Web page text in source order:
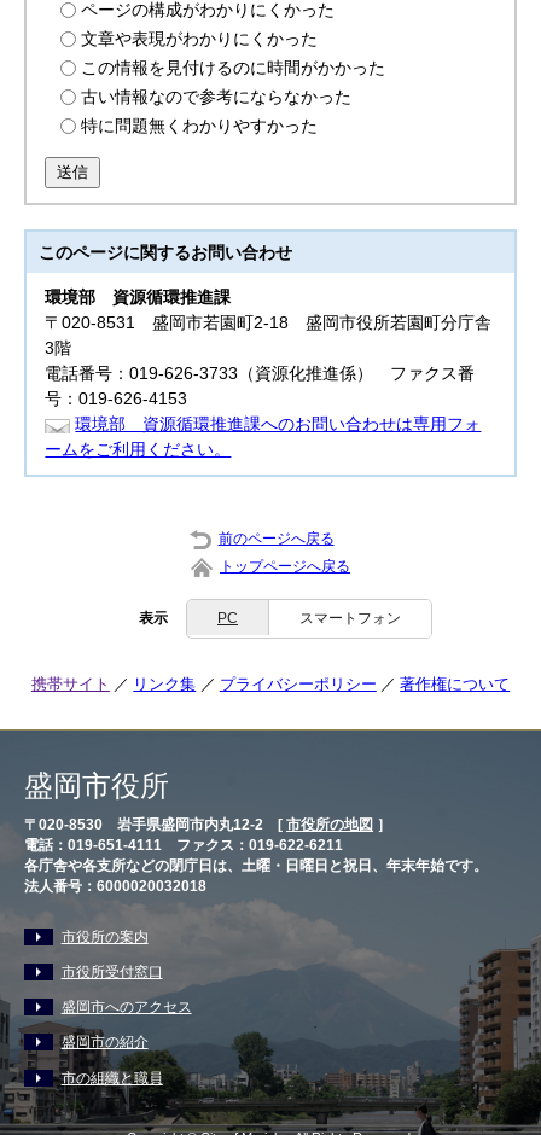
ページの構成がわかりにくかった
文章や表現がわかりにくかった
この情報を見付けるのに時間がかかった
古い情報なので参考にならなかった
特に問題無くわかりやすかった
送信
このページに関するお問い合わせ
環境部 資源循環推進課
〒020-8531 盛岡市若園町2-18 盛岡市役所若園町分庁舎
3階
電話番号：019-626-3733（資源化推進係） ファクス番
号：019-626-4153
環境部 資源循環推進課へのお問い合わせは専用フォ
ームをご利用ください。
前のページへ戻る
トップページへ戻る
表示 PC スマートフォン
携帯サイト リンク集 プライバシーポリシー 著作権について
盛岡市役所
〒020-8530 岩手県盛岡市内丸12-2 [ 市役所の地図 ］
電話：019-651-4111 ファクス：019-622-6211
各庁舎や各支所などの閉庁日は、土曜・日曜日と祝日、年末年始です。
法人番号：6000020032018
市役所の案内
市役所受付窓口
盛岡市へのアクセス
盛岡市の紹介
市の組織と職員